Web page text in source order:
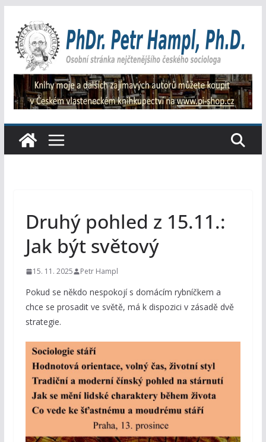
obsah
Druhý pohled z 15.11.:
Jak být světový
15. 11. 2025 Petr Hampl
Pokud se někdo nespokojí s domácím rybníčkem a
chce se prosadit ve světě, má k dispozici v zásadě dvě
strategie.